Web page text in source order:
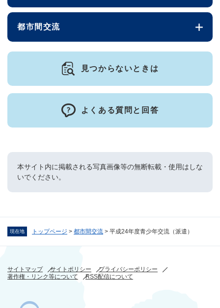
現在地 トップページ > 都市間交流 > 平成24年度青少年交流（派遣）
都市間交流
見つからないときは
よくある質問と回答
本サイト内に掲載される写真画像等の無断転載・使用はしな
いでください。
サイトマップ サイトポリシー
プライバシーポリシー
著作権・リンク等について
RSS配信について